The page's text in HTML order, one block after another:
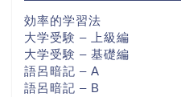
効率的学習法
大学受験 – 上級編
大学受験 – 基礎編
語呂暗記 – A
語呂暗記 – B